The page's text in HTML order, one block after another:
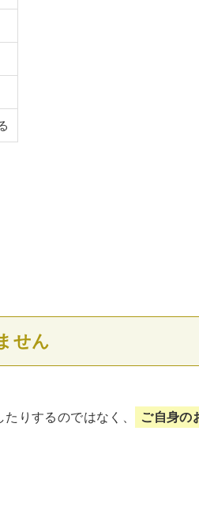
せん
りするのではなく、
ご自身の